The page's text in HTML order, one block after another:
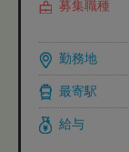
募集職種
勤務地
最寄駅
給与